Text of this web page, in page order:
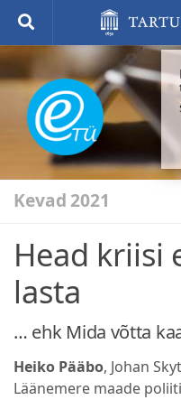
Kevad 2021
Head kriisi
lasta
… ehk Mida võtta
Heiko Pääbo, Johan
Läänemere maade